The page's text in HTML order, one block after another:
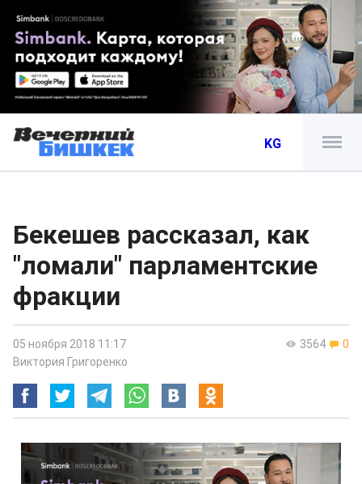
KG
Бекешев рассказал, как
"ломали" парламентские
фракции
3564 0
05 ноября 2018 11:17
Виктория Григоренко